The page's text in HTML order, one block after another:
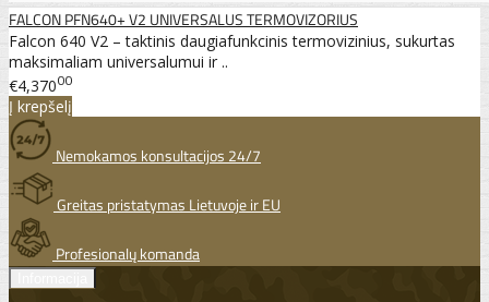
FALCON PFN640+ V2 UNIVERSALUS TERMOVIZORIUS
Falcon 640 V2 – taktinis daugiafunkcinis termovizinius, sukurtas
maksimaliam universalumui ir ..
€4,37000
Į krepšelį
Nemokamos konsultacijos 24/7
Greitas pristatymas Lietuvoje ir EU
Profesionalų komanda